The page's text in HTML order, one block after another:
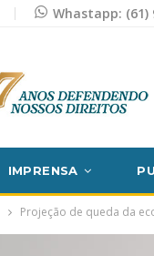
Whastapp: (61)
IMPRENSA
Projeção de queda da